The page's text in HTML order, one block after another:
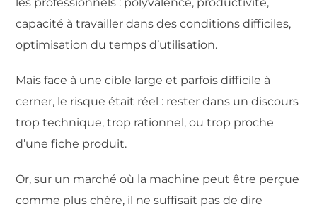
capacité à travailler dans des conditions difficiles,
optimisation du temps d’utilisation.
Mais face à une cible large et parfois difficile à
cerner, le risque était réel : rester dans un discours
trop technique, trop rationnel, ou trop proche
d’une fiche produit.
Or, sur un marché où la machine peut être perçue
comme plus chère, il ne suffisait pas de dire